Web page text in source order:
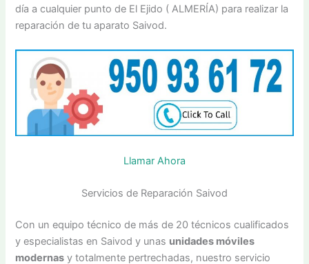
día a cualquier punto de El Ejido ( ALMERÍA) para realizar la
reparación de tu aparato Saivod.
Llamar Ahora
Servicios de Reparación Saivod
Con un equipo técnico de más de 20 técnicos cualificados
y especialistas en Saivod y unas unidades móviles
modernas y totalmente pertrechadas, nuestro servicio